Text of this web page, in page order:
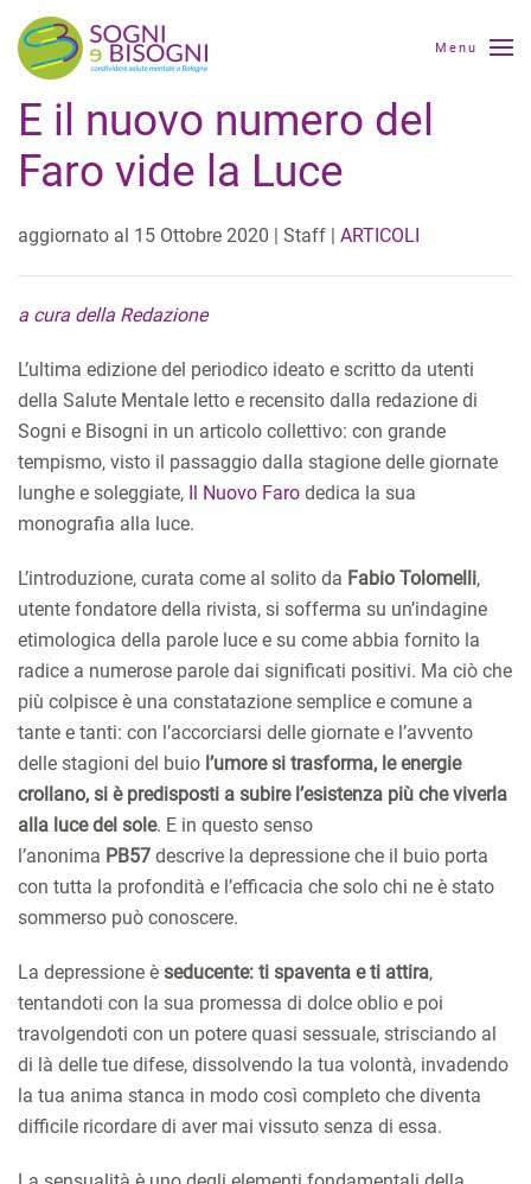
Menu
E il nuovo numero del
Faro vide la Luce
aggiornato al 15 Ottobre 2020 | Staff | ARTICOLI
a cura della Redazione
L’ultima edizione del periodico ideato e scritto da utenti
della Salute Mentale letto e recensito dalla redazione di
Sogni e Bisogni in un articolo collettivo: con grande
tempismo, visto il passaggio dalla stagione delle giornate
lunghe e soleggiate, Il Nuovo Faro dedica la sua
monografia alla luce.
L’introduzione, curata come al solito da Fabio Tolomelli,
utente fondatore della rivista, si sofferma su un’indagine
etimologica della parole luce e su come abbia fornito la
radice a numerose parole dai significati positivi. Ma ciò che
più colpisce è una constatazione semplice e comune a
tante e tanti: con l’accorciarsi delle giornate e l’avvento
delle stagioni del buio l’umore si trasforma, le energie
crollano, si è predisposti a subire l’esistenza più che viverla
alla luce del sole. E in questo senso
l’anonima PB57 descrive la depressione che il buio porta
con tutta la profondità e l’efficacia che solo chi ne è stato
sommerso può conoscere.
La depressione è seducente: ti spaventa e ti attira,
tentandoti con la sua promessa di dolce oblio e poi
travolgendoti con un potere quasi sessuale, strisciando al
di là delle tue difese, dissolvendo la tua volontà, invadendo
la tua anima stanca in modo così completo che diventa
difficile ricordare di aver mai vissuto senza di essa.